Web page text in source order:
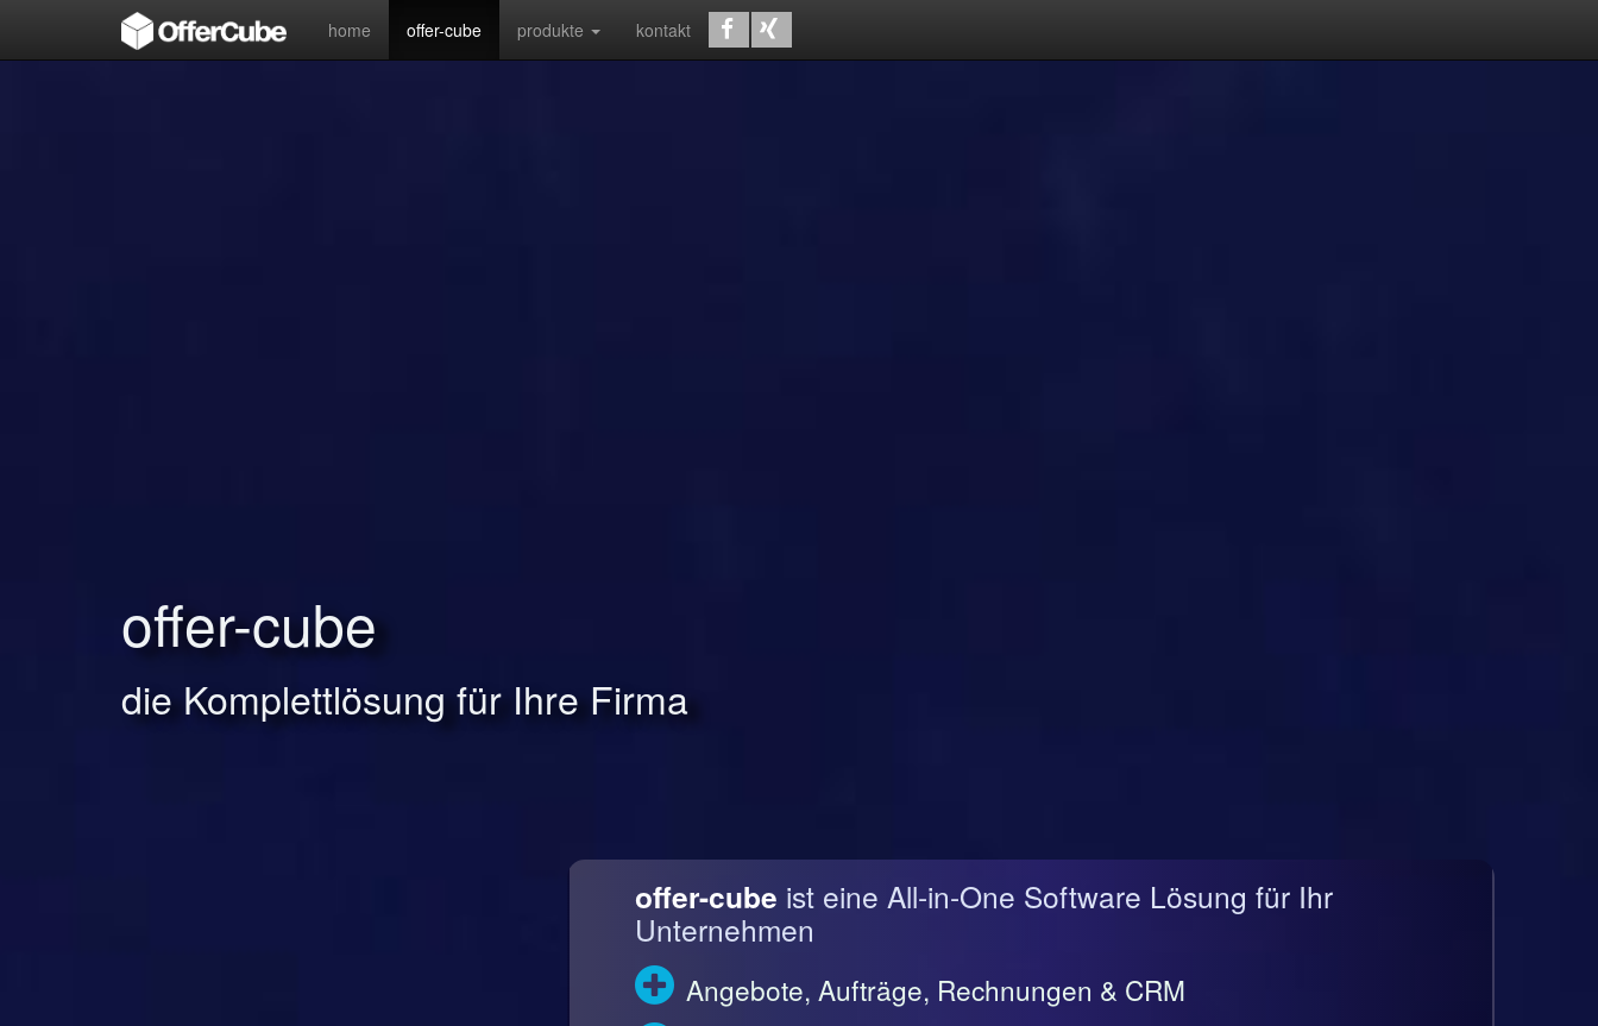
home offer-cube produkte kontakt
offer-cube
die Komplettlösung für Ihre Firma
offer-cube ist eine All-in-One Software Lösung für Ihr
Unternehmen
Angebote, Aufträge, Rechnungen & CRM